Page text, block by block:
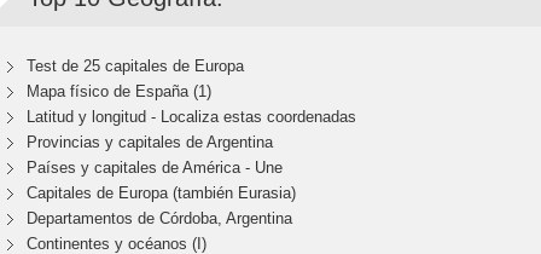
Test de 25 capitales de Europa
Mapa físico de España (1)
Latitud y longitud - Localiza estas coordenadas
Provincias y capitales de Argentina
Países y capitales de América - Une
Capitales de Europa (también Eurasia)
Departamentos de Córdoba, Argentina
Continentes y océanos (I)